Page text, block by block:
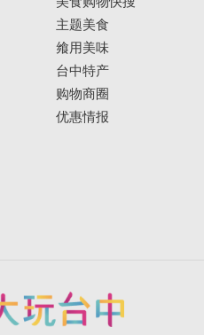
主题美食
飨用美味
台中特产
购物商圈
优惠情报